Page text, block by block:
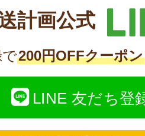
計画公式
200円OFFクーポン
LINE 友だち登